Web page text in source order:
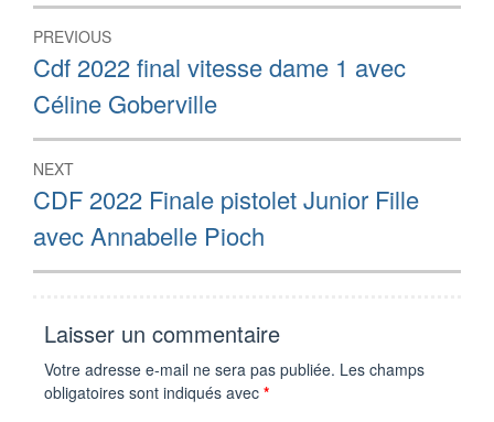
Navigation
de
l’article
PREVIOUS
Previous
post:
Cdf 2022 final vitesse dame 1 avec
Céline Goberville
NEXT
Next
post:
CDF 2022 Finale pistolet Junior Fille
avec Annabelle Pioch
Laisser un commentaire
Votre adresse e-mail ne sera pas publiée. Les champs
obligatoires sont indiqués avec *